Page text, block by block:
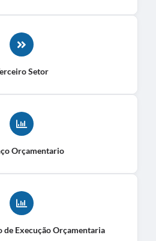
Setor
Orçamentario
de Execução Orçamentaria